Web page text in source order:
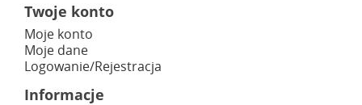
Twoje konto
Moje konto
Moje dane
Logowanie/Rejestracja
Informacje